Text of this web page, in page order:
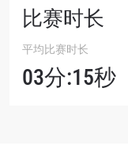
比赛时长
平均比赛时长
03分:15秒